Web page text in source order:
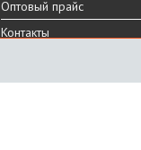
Оптовый прайс
Контакты